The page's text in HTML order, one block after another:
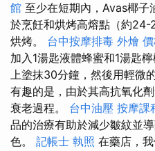
館 至少在短期內，Avas椰子
於烹飪和烘烤高熔點（約24-
烘烤。 台中按摩排毒 外燴
加入1湯匙液體蜂蜜和1湯匙檸
上塗抹30分鐘，然後用輕微
有趣的是，由於其高抗氧化
衰老過程。 台中油壓 按摩課
品的治療有助於減少皺紋並
色。 記帳士 執照 在藥店，